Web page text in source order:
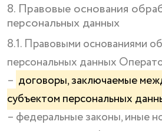
8. Правовые основания
персональных данных
8.1. Правовыми основаниями
персональных данных
– договоры, заключаемые
субъектом персональных
– федеральные законы, иные